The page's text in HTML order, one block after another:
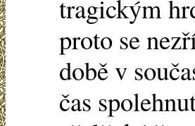
tragickým
proto se
době v
čas